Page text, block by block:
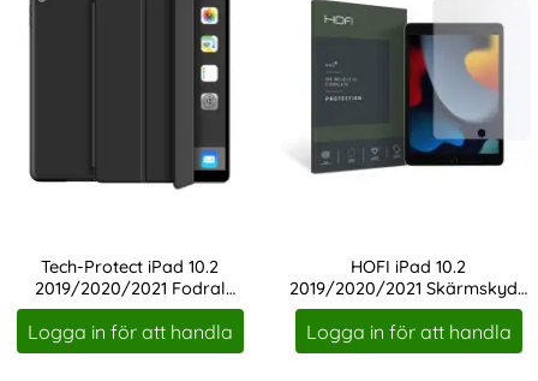
Tech-Protect iPad 10.2
2019/2020/2021 Fodral
SmartCase Svart
Art. nr 208853
Logga in för att handla
HOFI iPad 10.2
2019/2020/2021 Skärmskydd
Pro+ Härdat Glas
Art. nr 210868
Logga in för att handla